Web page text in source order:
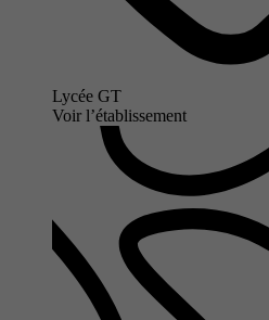
Lycée GT
Voir l’établissement